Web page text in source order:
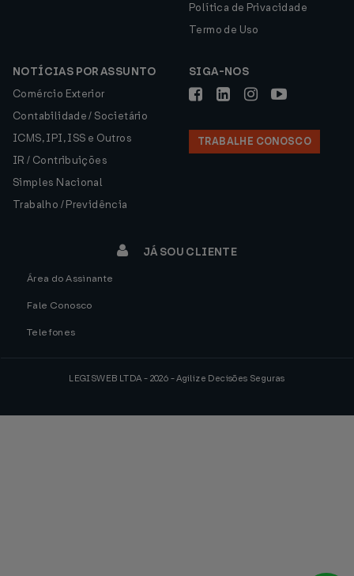
Política de Privacidade
Termo de Uso
NOTÍCIAS POR ASSUNTO
Comércio Exterior
Contabilidade / Societário
ICMS, IPI, ISS e Outros
IR / Contribuições
Simples Nacional
Trabalho / Previdência
SIGA-NOS
TRABALHE CONOSCO
JÁ SOU CLIENTE
Área do Assinante
Fale Conosco
Telefones
LEGISWEB LTDA - 2026 - Agilize Decisões Seguras